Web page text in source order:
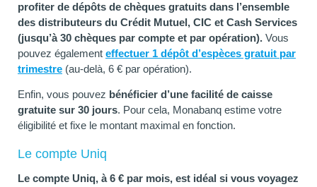
profiter de dépôts de chèques gratuits dans l’ensemble
des distributeurs du Crédit Mutuel, CIC et Cash Services
(jusqu’à 30 chèques par compte et par opération). Vous
pouvez également effectuer 1 dépôt d’espèces gratuit par
trimestre (au-delà, 6 € par opération).
Enfin, vous pouvez bénéficier d’une facilité de caisse
gratuite sur 30 jours. Pour cela, Monabanq estime votre
éligibilité et fixe le montant maximal en fonction.
Le compte Uniq
Le compte Uniq, à 6 € par mois, est idéal si vous voyagez